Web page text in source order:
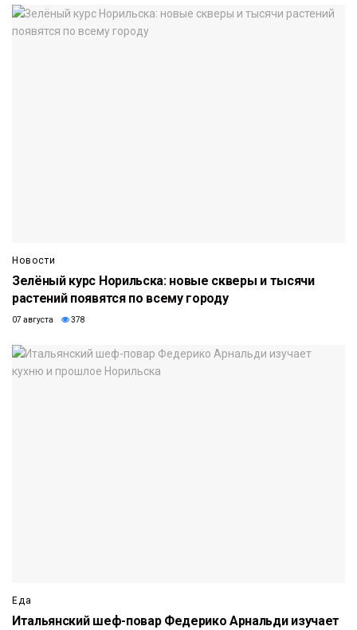
Новости
Зелёный курс Норильска: новые скверы и тысячи
растений появятся по всему городу
07 августа 378
Еда
Итальянский шеф-повар Федерико Арнальди изучает